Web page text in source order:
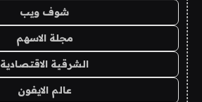
شوف ويب
مجلة الاسهم
الشرقية الاقتصادية
عالم الايفون